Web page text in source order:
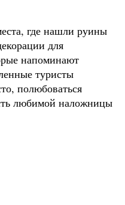
где нашли руины
для
напоминают
туристы
полюбоваться
любимой наложницы